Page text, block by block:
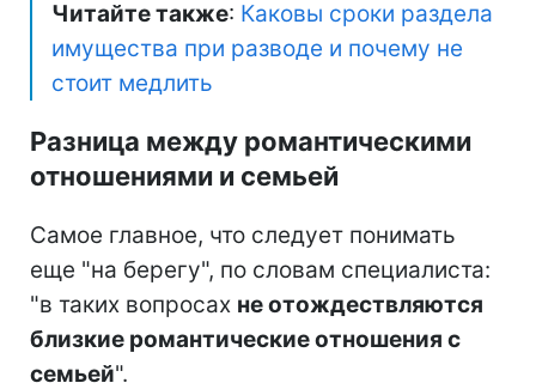
Читайте также: Каковы сроки раздела
имущества при разводе и почему не
стоит медлить
Разница между романтическими
отношениями и семьей
Самое главное, что следует понимать
еще "на берегу", по словам специалиста:
"в таких вопросах не отождествляются
близкие романтические отношения с
семьей".